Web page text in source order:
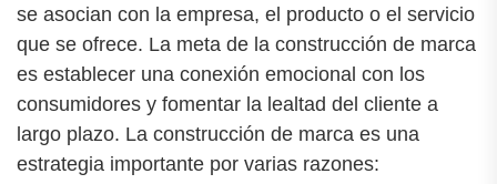
se asocian con la empresa, el producto o el servicio
que se ofrece. La meta de la construcción de marca
es establecer una conexión emocional con los
consumidores y fomentar la lealtad del cliente a
largo plazo. La construcción de marca es una
estrategia importante por varias razones: